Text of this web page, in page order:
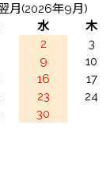
月(2026年9月)
水 木
2 3
9 10
16 17
23 24
30